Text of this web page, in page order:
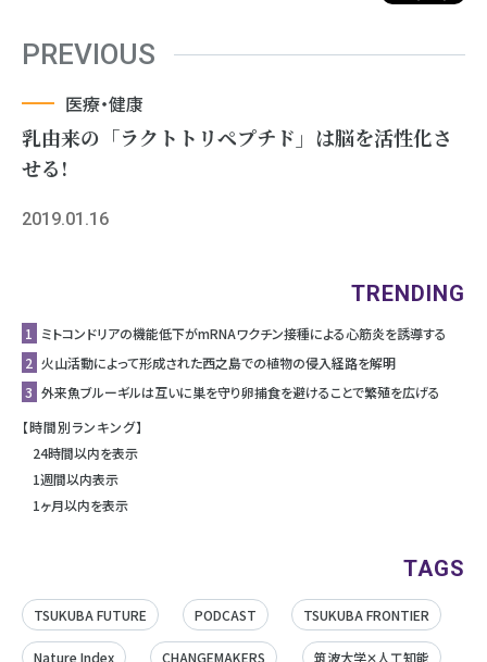
PREVIOUS
医療・健康
乳由来の「ラクトトリペプチド」は脳を活性化さ
せる!
2019.01.16
TRENDING
1 ミトコンドリアの機能低下がmRNAワクチン接種による心筋炎を誘導する
2 ⽕⼭活動によって形成された⻄之島での植物の侵⼊経路を解明
3 外来魚ブルーギルは互いに巣を守り卵捕食を避けることで繁殖を広げる
【時間別ランキング】
24時間以内を表示
1週間以内表示
1ヶ月以内を表示
TAGS
TSUKUBA FUTURE PODCAST TSUKUBA FRONTIER
Nature Index CHANGEMAKERS 筑波大学✕人工知能